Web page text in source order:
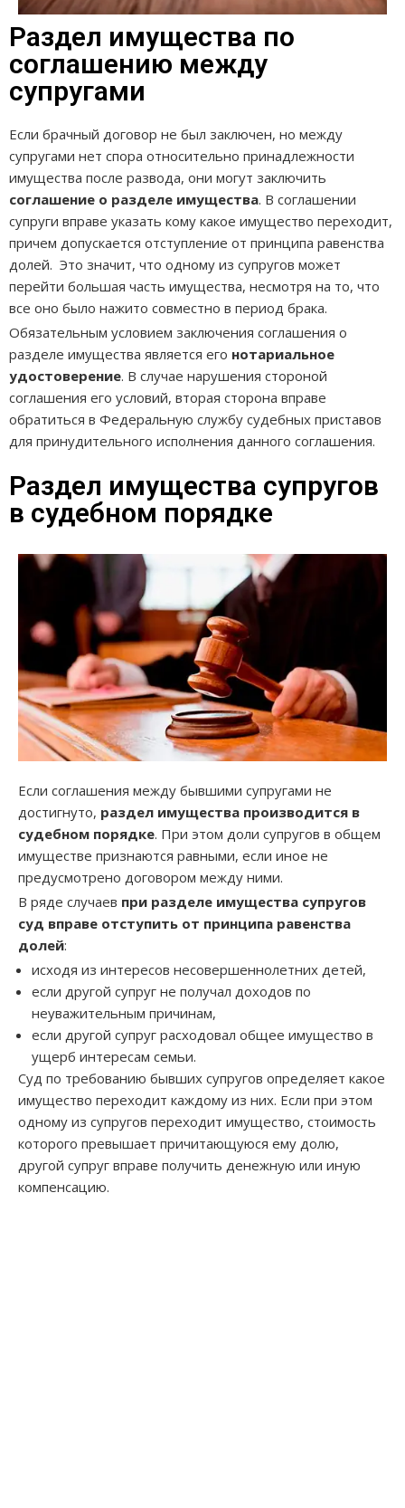
Раздел имущества по
соглашению между
супругами
Если брачный договор не был заключен, но между
супругами нет спора относительно принадлежности
имущества после развода, они могут заключить
соглашение о разделе имущества. В соглашении
супруги вправе указать кому какое имущество переходит,
причем допускается отступление от принципа равенства
долей. Это значит, что одному из супругов может
перейти большая часть имущества, несмотря на то, что
все оно было нажито совместно в период брака.
Обязательным условием заключения соглашения о
разделе имущества является его нотариальное
удостоверение. В случае нарушения стороной
соглашения его условий, вторая сторона вправе
обратиться в Федеральную службу судебных приставов
для принудительного исполнения данного соглашения.
Раздел имущества супругов
в судебном порядке
Если соглашения между бывшими супругами не
достигнуто, раздел имущества производится в
судебном порядке. При этом доли супругов в общем
имуществе признаются равными, если иное не
предусмотрено договором между ними.
В ряде случаев при разделе имущества супругов
суд вправе отступить от принципа равенства
долей:
исходя из интересов несовершеннолетних детей,
если другой супруг не получал доходов по
неуважительным причинам,
если другой супруг расходовал общее имущество в
ущерб интересам семьи.
Суд по требованию бывших супругов определяет какое
имущество переходит каждому из них. Если при этом
одному из супругов переходит имущество, стоимость
которого превышает причитающуюся ему долю,
другой супруг вправе получить денежную или иную
компенсацию.